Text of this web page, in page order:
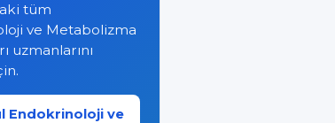
tüm
ve Metabolizma
uzmanlarını
Endokrinoloji ve